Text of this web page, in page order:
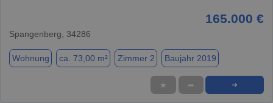
165.000 €
Spangenberg, 34286
Wohnung ca. 73,00 m² Zimmer 2 Baujahr 2019
★ ➦ ➜